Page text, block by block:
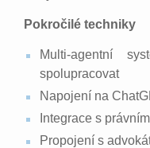
Pokročilé techniky
Multi-agentní
spolupracovat
Napojení na
Integrace s
Propojení s